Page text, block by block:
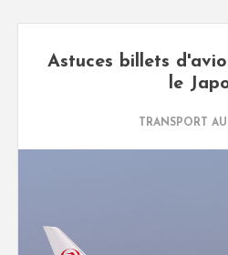
Astuces billets
le
TRANSPORT